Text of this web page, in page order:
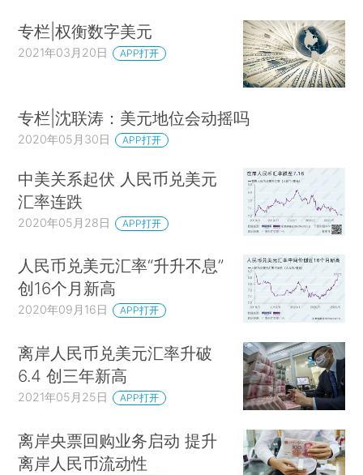
专栏|权衡数字美元
2021年03月20日 APP打开
专栏|沈联涛：美元地位会动摇吗
2020年05月30日 APP打开
中美关系起伏 人民币兑美元
汇率连跌
2020年05月28日 APP打开
人民币兑美元汇率“升升不息”
创16个月新高
2020年09月16日 APP打开
离岸人民币兑美元汇率升破
6.4 创三年新高
2021年05月25日 APP打开
离岸央票回购业务启动 提升
离岸人民币流动性